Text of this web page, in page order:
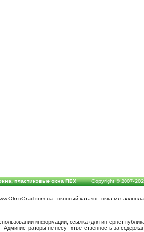
пластиковые окна ПВХ Copyright © 2007-
- оконный каталог: окна
информации, ссылка (для интернет
Администраторы не несут ответственность за